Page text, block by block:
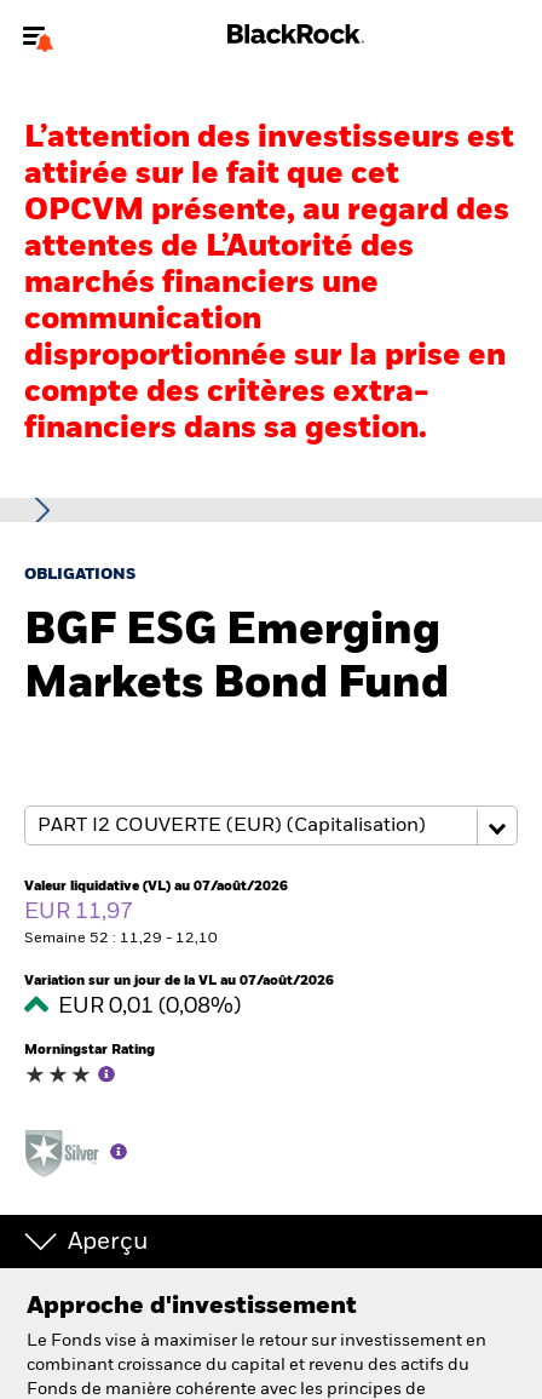
professionnels.
jourvotre type d'utilisateur.
Nous connaître
Thèmes
ETF iShares
Intermédiaires financiers
France
Change location
iShares
Aladdin
Notre société
L’attention des investisseurs est
attirée sur le fait que cet
OPCVM présente, au regard des
attentes de L’Autorité des
marchés financiers une
communication
disproportionnée sur la prise en
compte des critères extra-
financiers dans sa gestion.
OBLIGATIONS
BGF ESG Emerging
Markets Bond Fund
Valeur liquidative (VL) au 07/août/2026
EUR 11,97
Semaine 52 : 11,29 - 12,10
Variation sur un jour de la VL au 07/août/2026
EUR 0,01 (0,08%)
Morningstar Rating
Aperçu
Approche d'investissement
Le Fonds vise à maximiser le retour sur investissement en
combinant croissance du capital et revenu des actifs du
Fonds de manière cohérente avec les principes de